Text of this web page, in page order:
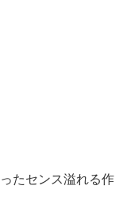
たセンス溢れる作